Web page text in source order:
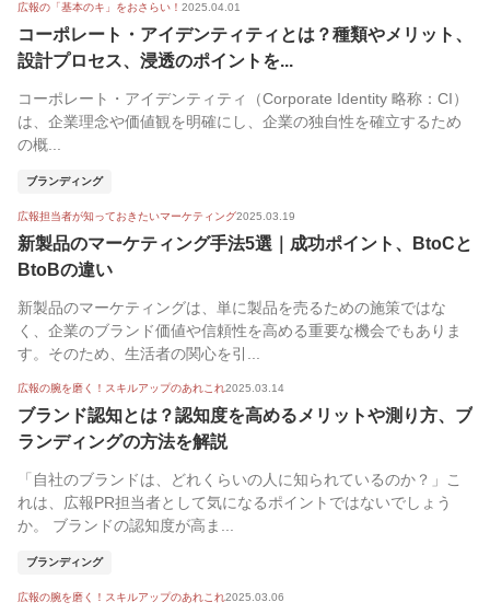
広報の「基本のキ」をおさらい！ 2025.04.01
コーポレート・アイデンティティとは？種類やメリット、
設計プロセス、浸透のポイントを...
コーポレート・アイデンティティ（Corporate Identity 略称：CI）
は、企業理念や価値観を明確にし、企業の独自性を確立するため
の概...
ブランディング
広報担当者が知っておきたいマーケティング2025.03.19
新製品のマーケティング手法5選｜成功ポイント、BtoCと
BtoBの違い
新製品のマーケティングは、単に製品を売るための施策ではな
く、企業のブランド価値や信頼性を高める重要な機会でもありま
す。そのため、生活者の関心を引...
広報の腕を磨く！スキルアップのあれこれ2025.03.14
ブランド認知とは？認知度を高めるメリットや測り方、ブ
ランディングの方法を解説
「自社のブランドは、どれくらいの人に知られているのか？」こ
れは、広報PR担当者として気になるポイントではないでしょう
か。 ブランドの認知度が高ま...
ブランディング
広報の腕を磨く！スキルアップのあれこれ2025.03.06